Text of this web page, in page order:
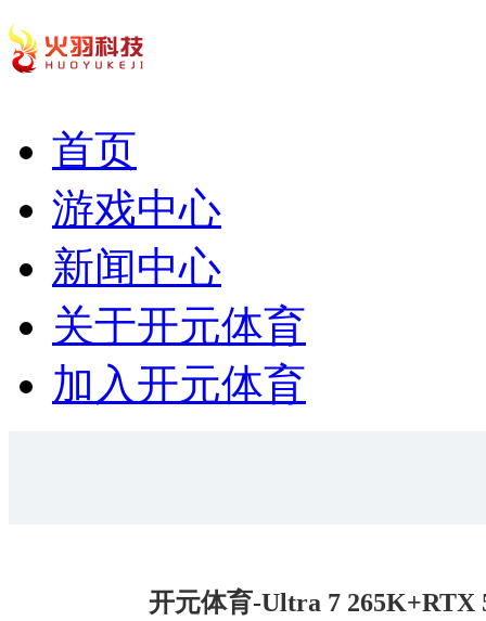
首页
游戏中心
新闻中心
关于开元体育
加入开元体育
开元体育-Ultra 7 265K+RTX